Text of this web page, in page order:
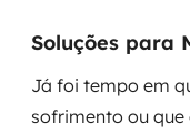
Soluções para
Já foi tempo em
sofrimento ou que